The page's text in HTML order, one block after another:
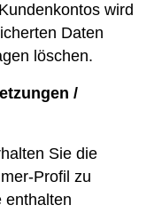
wird
Daten
löschen.
/
Sie die
Profil zu
enthalten